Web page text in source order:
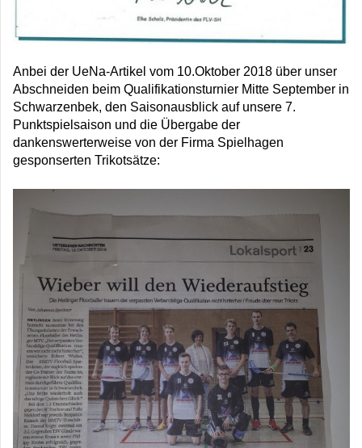
Anbei der UeNa-Artikel vom 10.Oktober 2018 über unser
Abschneiden beim Qualifikationsturnier Mitte September in
Schwarzenbek, den Saisonausblick auf unsere 7.
Punktspielsaison und die Übergabe der
dankenswerterweise von der Firma Spielhagen
gesponserten Trikotsätze: